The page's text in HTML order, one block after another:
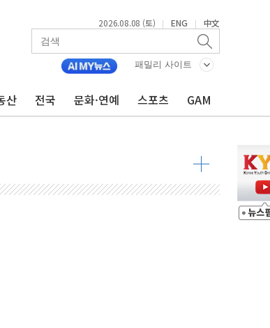
2026.08.08 (토) | ENG | 中文
패밀리 사이트
산 전국 문화·연예 스포츠 GAM
확대'
맞설 자체 억지력 강화